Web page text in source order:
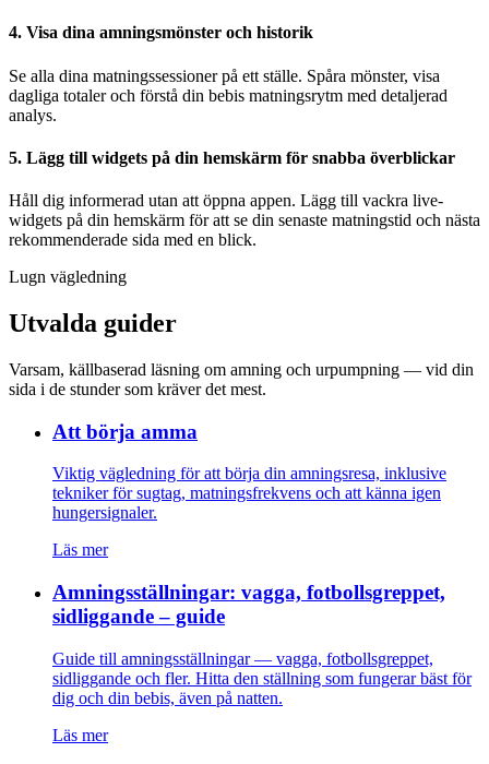
4. Visa dina amningsmönster och historik
Se alla dina matningssessioner på ett ställe. Spåra mönster, visa
dagliga totaler och förstå din bebis matningsrytm med detaljerad
analys.
5. Lägg till widgets på din hemskärm för snabba överblickar
Håll dig informerad utan att öppna appen. Lägg till vackra live-
widgets på din hemskärm för att se din senaste matningstid och nästa
rekommenderade sida med en blick.
Lugn vägledning
Utvalda guider
Varsam, källbaserad läsning om amning och urpumpning — vid din
sida i de stunder som kräver det mest.
Att börja amma
Viktig vägledning för att börja din amningsresa, inklusive
tekniker för sugtag, matningsfrekvens och att känna igen
hungersignaler.
Läs mer
Amningsställningar: vagga, fotbollsgreppet,
sidliggande – guide
Guide till amningsställningar — vagga, fotbollsgreppet,
sidliggande och fler. Hitta den ställning som fungerar bäst för
dig och din bebis, även på natten.
Läs mer